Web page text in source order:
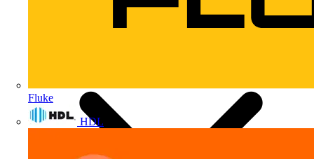
Fluke
HDL